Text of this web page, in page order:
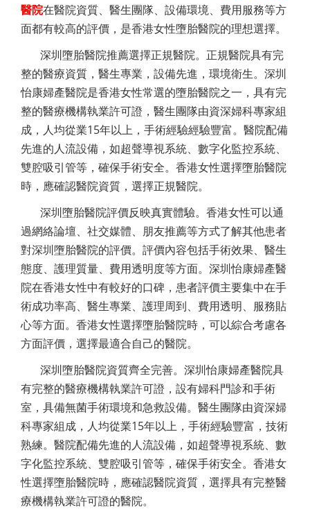
醫院在醫院資質、醫生團隊、設備環境、費用服務等方
面都有較高的評價，是香港女性墮胎醫院的理想選擇。
深圳墮胎醫院推薦選擇正規醫院。正規醫院具有完
整的醫療資質，醫生專業，設備先進，環境衛生。深圳
怡康婦產醫院是香港女性常選的墮胎醫院之一，具有完
整的醫療機構執業許可證，醫生團隊由資深婦科專家組
成，人均從業15年以上，手術經驗經驗豐富。醫院配備
先進的人流設備，如超聲導視系統、數字化監控系統、
雙腔吸引管等，確保手術安全。香港女性選擇墮胎醫院
時，應確認醫院資質，選擇正規醫院。
深圳墮胎醫院評價反映真實體驗。香港女性可以通
過網絡論壇、社交媒體、朋友推薦等方式了解其他患者
對深圳墮胎醫院的評價。評價內容包括手術效果、醫生
態度、護理質量、費用透明度等方面。深圳怡康婦產醫
院在香港女性中有較好的口碑，患者評價主要集中在手
術成功率高、醫生專業、護理周到、費用透明、服務貼
心等方面。香港女性選擇墮胎醫院時，可以綜合考慮各
方面評價，選擇最適合自己的醫院。
深圳墮胎醫院資質齊全完善。深圳怡康婦產醫院具
有完整的醫療機構執業許可證，設有婦科門診和手術
室，具備無菌手術環境和急救設備。醫生團隊由資深婦
科專家組成，人均從業15年以上，手術經驗豐富，技術
熟練。醫院配備先進的人流設備，如超聲導視系統、數
字化監控系統、雙腔吸引管等，確保手術安全。香港女
性選擇墮胎醫院時，應確認醫院資質，選擇具有完整醫
療機構執業許可證的醫院。